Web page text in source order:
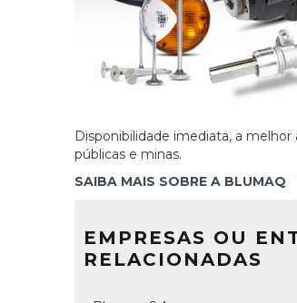
Disponibilidade imediata, a
públicas e minas.
SAIBA MAIS SOBRE A BLUMAQ
EMPRESAS OU
RELACIONADAS